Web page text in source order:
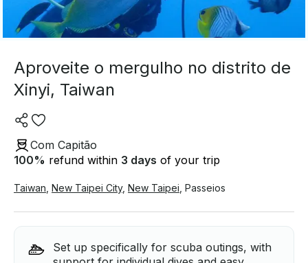
Aproveite o mergulho no distrito de
Xinyi, Taiwan
Com Capitão
100% refund within 3 days of your trip
Taiwan New Taipei City, New Taipei Passeios
Set up specifically for scuba outings, with